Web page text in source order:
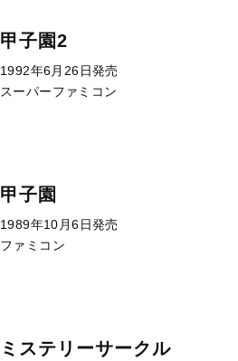
甲子園2
1992年6月26日発売
スーパーファミコン
甲子園
1989年10月6日発売
ファミコン
ミステリーサークル